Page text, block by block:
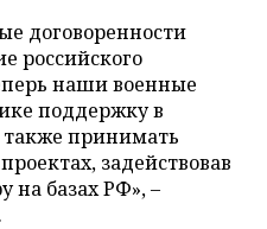
договоренности
российского
наши военные
поддержку в
также принимать
задействовав
на базах РФ», –